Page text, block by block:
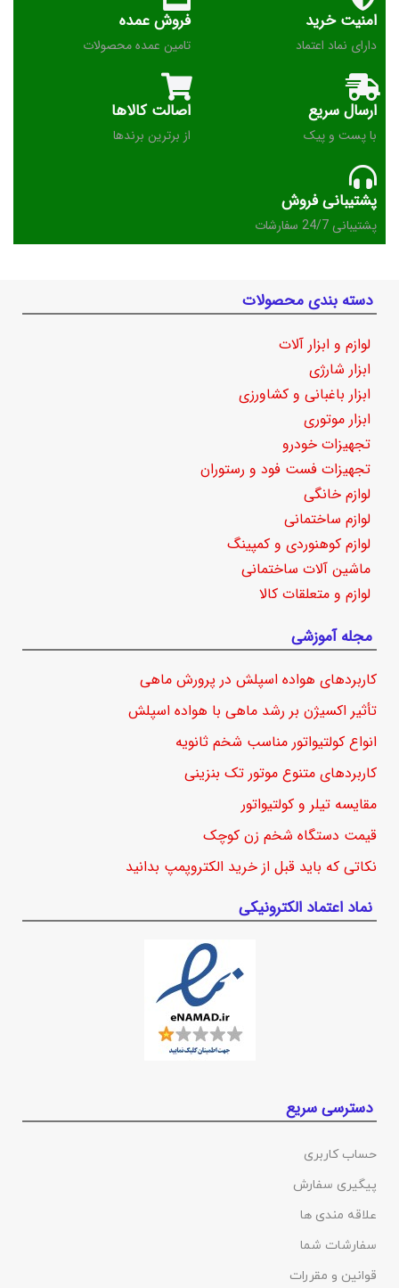
امنیت خرید
دارای نماد اعتماد
فروش عمده
تامین عمده محصولات
ارسال سریع
با پست و پیک
اصالت کالاها
از برترین برندها
پشتیبانی فروش
پشتیبانی 24/7 سفارشات
دسته بندی محصولات
لوازم و ابزار آلات
ابزار شارژی
ابزار باغبانی و کشاورزی
ابزار موتوری
تجهیزات خودرو
تجهیزات فست فود و رستوران
لوازم خانگی
لوازم ساختمانی
لوازم کوهنوردی و کمپینگ
ماشین آلات ساختمانی
لوازم و متعلقات کالا
مجله آموزشی
کاربردهای هواده اسپلش در پرورش ماهی
تأثیر اکسیژن بر رشد ماهی با هواده اسپلش
انواع کولتیواتور مناسب شخم ثانویه
کاربردهای متنوع موتور تک بنزینی
مقایسه تیلر و کولتیواتور
قیمت دستگاه شخم زن کوچک
نکاتی که باید قبل از خرید الکتروپمپ بدانید
نماد اعتماد الکترونیکی
دسترسی سریع
حساب کاربری
پیگیری سفارش
علاقه مندی ها
سفارشات شما
قوانین و مقررات